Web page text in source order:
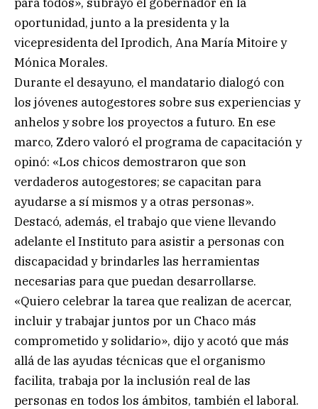
oportunidad, junto a la presidenta y la
vicepresidenta del Iprodich, Ana María Mitoire y
Mónica Morales.
Durante el desayuno, el mandatario dialogó con
los jóvenes autogestores sobre sus experiencias y
anhelos y sobre los proyectos a futuro. En ese
marco, Zdero valoró el programa de capacitación y
opinó: «Los chicos demostraron que son
verdaderos autogestores; se capacitan para
ayudarse a sí mismos y a otras personas».
Destacó, además, el trabajo que viene llevando
adelante el Instituto para asistir a personas con
discapacidad y brindarles las herramientas
necesarias para que puedan desarrollarse.
«Quiero celebrar la tarea que realizan de acercar,
incluir y trabajar juntos por un Chaco más
comprometido y solidario», dijo y acotó que más
allá de las ayudas técnicas que el organismo
facilita, trabaja por la inclusión real de las
personas en todos los ámbitos, también el laboral.